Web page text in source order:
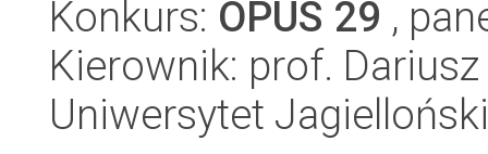
Konkurs: OPUS 29 ,
Kierownik: prof.
Uniwersytet Jagielloński